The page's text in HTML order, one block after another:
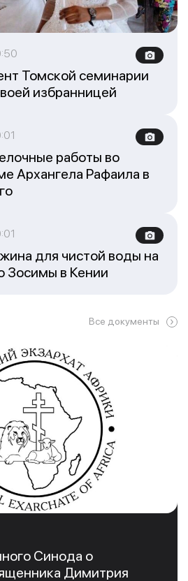
Томской семинарии
избранницей
работы во
Архангела Рафаила в
для чистой воды на
Зосимы в Кении
Все документы
Синода о
Димитрия